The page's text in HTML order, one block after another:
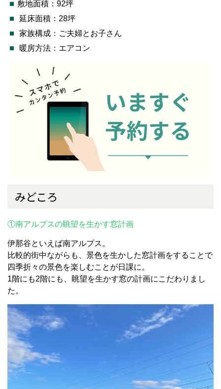
敷地面積：92坪
延床面積：28坪
家族構成：ご夫婦とお子さん
暖房方法：エアコン
みどころ
①南アルプスの眺望を生かす窓計画
伊那谷といえば南アルプス。
比較的街中ながらも、景色を生かした窓計画をすることで
四季折々の景色を楽しむことが日課に。
1階にも2階にも、眺望を生かす窓の計画にこだわりまし
た。